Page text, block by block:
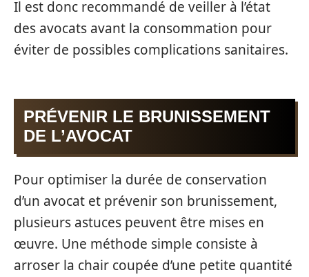
Il est donc recommandé de veiller à l’état
des avocats avant la consommation pour
éviter de possibles complications sanitaires.
PRÉVENIR LE BRUNISSEMENT
DE L’AVOCAT
Pour optimiser la durée de conservation
d’un avocat et prévenir son brunissement,
plusieurs astuces peuvent être mises en
œuvre. Une méthode simple consiste à
arroser la chair coupée d’une petite quantité